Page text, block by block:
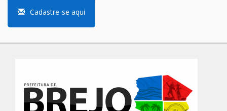
Cadastre-se aqui